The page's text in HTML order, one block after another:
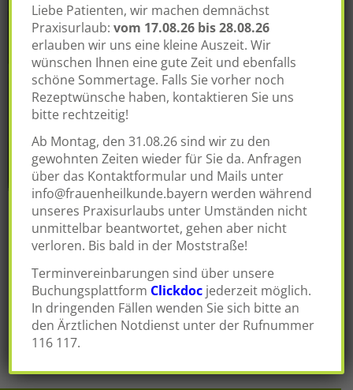
in Ihrer Facharztpraxis für Gynäkologie und
Geburtshilfe
Posted inslider
Beitragsnavigation
WILLKOMMEN
Liebe Patienten, wir machen demnächst
Praxisurlaub: vom 17.08.26 bis 28.08.26
erlauben wir uns eine kleine Auszeit. Wir
wünschen Ihnen eine gute Zeit und ebenfalls
schöne Sommertage. Falls Sie vorher noch
Rezeptwünsche haben, kontaktieren Sie uns
bitte rechtzeitig!
Ab Montag, den 31.08.26 sind wir zu den
gewohnten Zeiten wieder für Sie da. Anfragen
über das Kontaktformular und Mails unter
info@frauenheilkunde.bayern werden während
unseres Praxisurlaubs unter Umständen nicht
unmittelbar beantwortet, gehen aber nicht
verloren. Bis bald in der Moststraße!
Terminvereinbarungen sind über unsere
Buchungsplattform Clickdoc jederzeit möglich.
In dringenden Fällen wenden Sie sich bitte an
den Ärztlichen Notdienst unter der Rufnummer
116 117.